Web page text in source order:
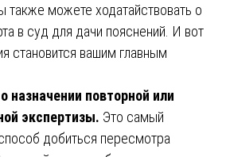
также можете ходатайствовать о
в суд для дачи пояснений. И вот
становится вашим главным
назначении повторной или
экспертизы. Это самый
добиться пересмотра